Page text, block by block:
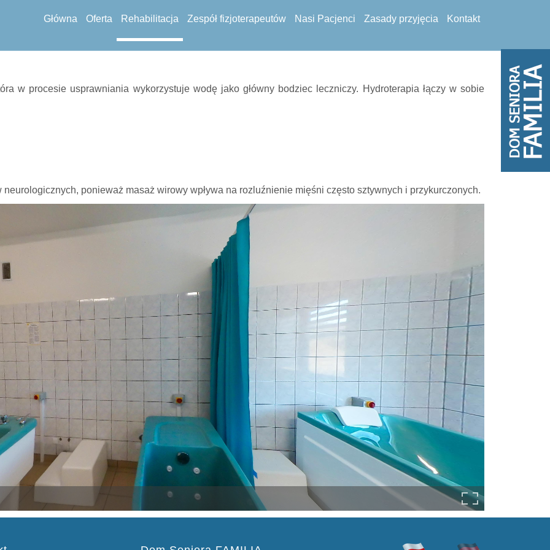
Główna Oferta Rehabilitacja Zespół fizjoterapeutów Nasi Pacjenci Zasady przyjęcia Kontakt
w procesie usprawniania wykorzystuje wodę jako główny bodziec leczniczy. Hydroterapia łączy w sobie
ponieważ masaż wirowy wpływa na rozluźnienie mięśni często sztywnych i przykurczonych.